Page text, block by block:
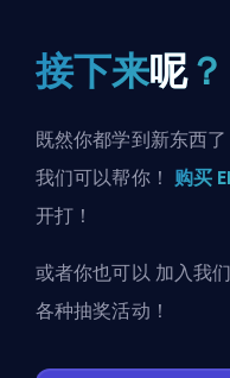
接下来呢？
既然你都学到新东西
我们可以帮你！ 购买
开打！
或者你也可以 加入我
各种抽奖活动！